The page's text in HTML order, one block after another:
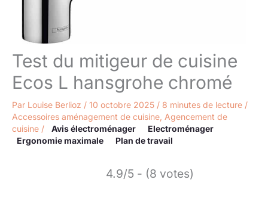
Test du mitigeur de cuisine
Ecos L hansgrohe chromé
Par Louise Berlioz / 10 octobre 2025 / 8 minutes de lecture /
Accessoires aménagement de cuisine Agencement de
cuisine / Avis électroménager
Electroménager
Ergonomie maximale
Plan de travail
4.9/5 - (8 votes)